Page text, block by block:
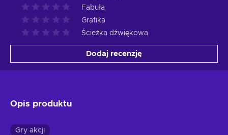
Fabuła
Grafika
Ścieżka dźwiękowa
Dodaj recenzję
Opis produktu
Gry akcji